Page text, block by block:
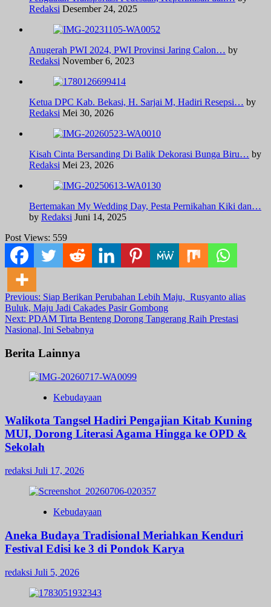
Redaksi Desember 24, 2025
Anugerah PWI 2024, PWI Provinsi Jaring Calon… by
Redaksi November 6, 2023
Ketua DPC Kab. Bekasi, H. Sarjai M, Hadiri Resepsi… by
Redaksi Mei 30, 2026
Kisah Cinta Bersanding Di Balik Dekorasi Bunga Biru… by
Redaksi Mei 23, 2026
Bertemakan My Wedding Day, Pesta Pernikahan Kiki dan…
by Redaksi Juni 14, 2025
Post Views: 559
Post
navigation
Previous: Siap Berikan Perubahan Lebih Maju, Rusyanto alias
Buluk, Maju Jadi Cakades Pasir Gombong
Next: PDAM Tirta Benteng Dorong Tangerang Raih Prestasi
Nasional, Ini Sebabnya
Berita Lainnya
Kebudayaan
Walikota Tangsel Hadiri Pengajian Kitab Kuning
MUI, Dorong Literasi Agama Hingga ke OPD &
Sekolah
redaksi Juli 17, 2026
Kebudayaan
Aneka Budaya Tradisional Meriahkan Kenduri
Festival Edisi ke 3 di Pondok Karya
redaksi Juli 5, 2026